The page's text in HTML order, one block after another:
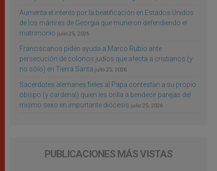
Aumenta el interés por la beatificación en Estados Unidos
de los mártires de Georgia que murieron defendiendo el
matrimonio julio 25, 2026
Franciscanos piden ayuda a Marco Rubio ante
persecución de colonos judíos que afecta a cristianos (y
no sólo) en Tierra Santa julio 25, 2026
Sacerdotes alemanes fieles al Papa contestan a su propio
obispo (y cardenal) quien les orilla a bendecir parejas del
mismo sexo en importante diócesis julio 25, 2026
PUBLICACIONES MÁS VISTAS